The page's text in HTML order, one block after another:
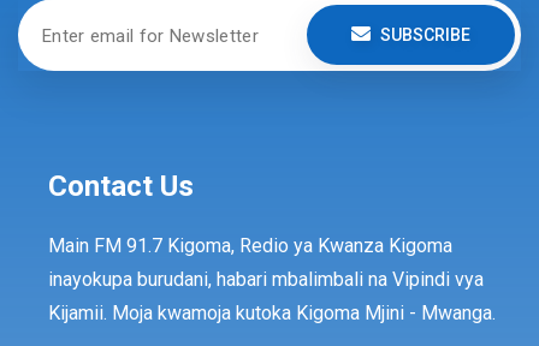
SUBSCRIBE
Contact Us
Main FM 91.7 Kigoma, Redio ya Kwanza Kigoma
inayokupa burudani, habari mbalimbali na Vipindi vya
Kijamii. Moja kwamoja kutoka Kigoma Mjini - Mwanga.